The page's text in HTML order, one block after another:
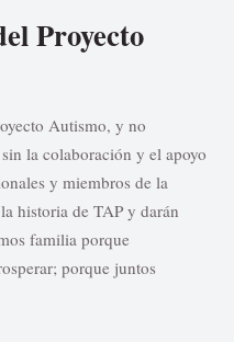
Proyecto
Autismo, y no
la colaboración y el apoyo
y miembros de la
historia de TAP y darán
familia porque
porque juntos